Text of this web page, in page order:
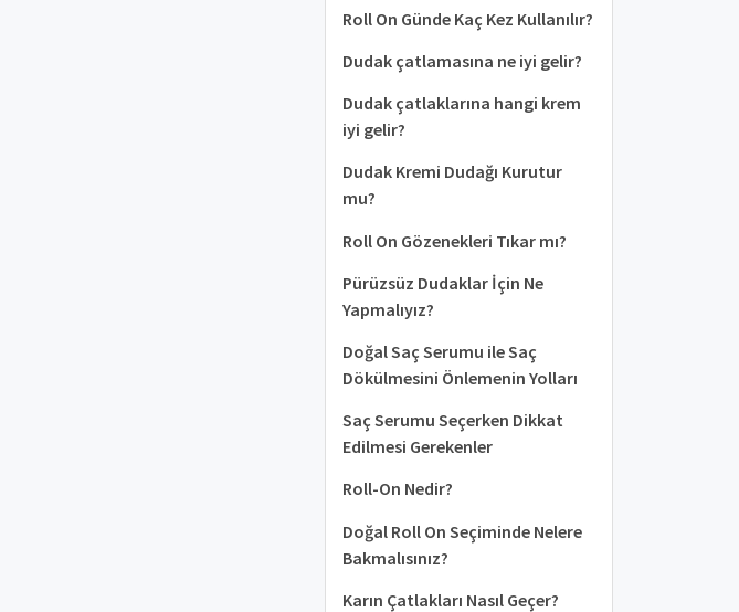
Roll On Günde Kaç Kez Kullanılır?
Dudak çatlamasına ne iyi gelir?
Dudak çatlaklarına hangi krem
iyi gelir?
Dudak Kremi Dudağı Kurutur
mu?
Roll On Gözenekleri Tıkar mı?
Pürüzsüz Dudaklar İçin Ne
Yapmalıyız?
Doğal Saç Serumu ile Saç
Dökülmesini Önlemenin Yolları
Saç Serumu Seçerken Dikkat
Edilmesi Gerekenler
Roll-On Nedir?
Doğal Roll On Seçiminde Nelere
Bakmalısınız?
Karın Çatlakları Nasıl Geçer?